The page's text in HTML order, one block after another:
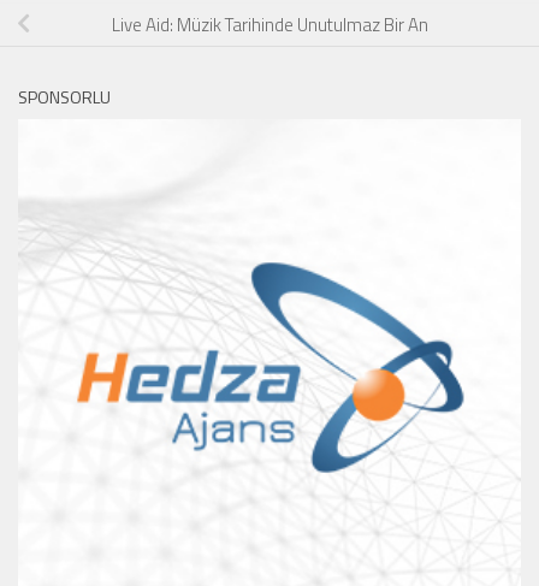
Live Aid: Müzik Tarihinde Unutulmaz Bir An
SPONSORLU